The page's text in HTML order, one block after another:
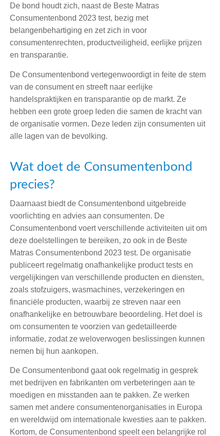
De bond houdt zich, naast de Beste Matras
Consumentenbond 2023 test, bezig met
belangenbehartiging en zet zich in voor
consumentenrechten, productveiligheid, eerlijke prijzen
en transparantie.
De Consumentenbond vertegenwoordigt in feite de stem
van de consument en streeft naar eerlijke
handelspraktijken en transparantie op de markt. Ze
hebben een grote groep leden die samen de kracht van
de organisatie vormen. Deze leden zijn consumenten uit
alle lagen van de bevolking.
Wat doet de Consumentenbond
precies?
Daarnaast biedt de Consumentenbond uitgebreide
voorlichting en advies aan consumenten. De
Consumentenbond voert verschillende activiteiten uit om
deze doelstellingen te bereiken, zo ook in de Beste
Matras Consumentenbond 2023 test. De organisatie
publiceert regelmatig onafhankelijke product tests en
vergelijkingen van verschillende producten en diensten,
zoals stofzuigers, wasmachines, verzekeringen en
financiële producten, waarbij ze streven naar een
onafhankelijke en betrouwbare beoordeling. Het doel is
om consumenten te voorzien van gedetailleerde
informatie, zodat ze weloverwogen beslissingen kunnen
nemen bij hun aankopen.
De Consumentenbond gaat ook regelmatig in gesprek
met bedrijven en fabrikanten om verbeteringen aan te
moedigen en misstanden aan te pakken. Ze werken
samen met andere consumentenorganisaties in Europa
en wereldwijd om internationale kwesties aan te pakken.
Kortom, de Consumentenbond speelt een belangrijke rol